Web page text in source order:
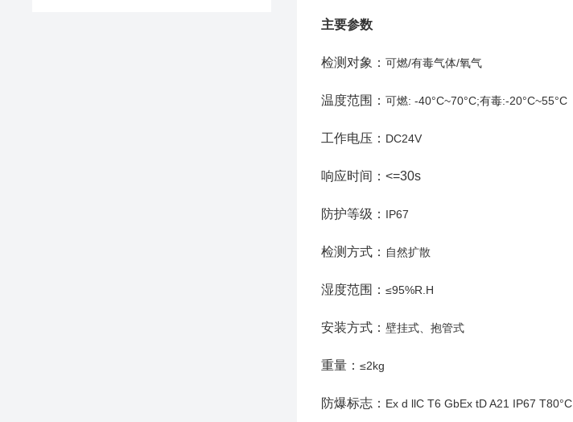
主要参数
检测对象： 可燃/有毒气体/氧气
温度范围： 可燃: -40°C~70°C;有毒:-20°C~55°C
工作电压： DC24V
响应时间：<=30s
防护等级： IP67
检测方式： 自然扩散
湿度范围： ≤95%R.H
安装方式： 壁挂式、抱管式
重量： ≤2kg
防爆标志： Ex d llC T6 GbEx tD A21 IP67 T80°C